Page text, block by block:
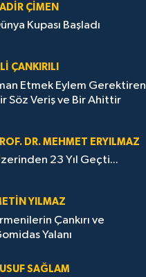
ÇIMEN
Kupası Başladı
ÇANKIRILI
Etmek Eylem Gerektiren
Söz Veriş ve Bir Ahittir
DR. MEHMET ERYILMAZ
23 Yıl Geçti...
YILMAZ
Çankırı ve
Yalanı
SAĞLAM